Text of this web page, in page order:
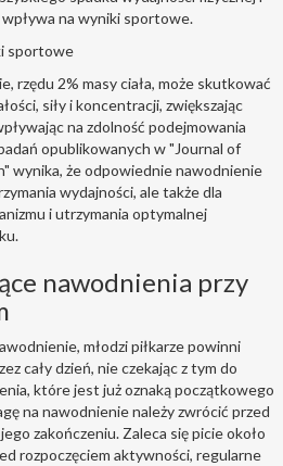
na wyniki sportowe.
sportowe
rzędu 2% masy ciała, może skutkować
siły i koncentracji, zwiększając
na zdolność podejmowania
opublikowanych w "Journal of
wynika, że odpowiednie nawodnienie
wydajności, ale także dla
i utrzymania optymalnej
nawodnienia przy
młodzi piłkarze powinni
cały dzień, nie czekając z tym do
które jest już oznaką początkowego
na nawodnienie należy zwrócić przed
zakończeniu. Zaleca się picie około
rozpoczęciem aktywności, regularne